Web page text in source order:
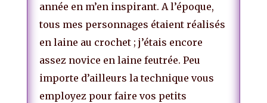
année en m’en inspirant. A l’époque,
tous mes personnages étaient réalisés
en laine au crochet ; j’étais encore
assez novice en laine feutrée. Peu
importe d’ailleurs la technique vous
employez pour faire vos petits